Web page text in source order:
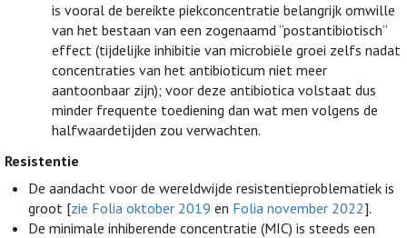
is vooral de bereikte piekconcentratie belangrijk omwille
van het bestaan van een zogenaamd “postantibiotisch”
effect (tijdelijke inhibitie van microbiële groei zelfs nadat
concentraties van het antibioticum niet meer
aantoonbaar zijn); voor deze antibiotica volstaat dus
minder frequente toediening dan wat men volgens de
halfwaardetijden zou verwachten.
Resistentie
De aandacht voor de wereldwijde resistentieproblematiek is
groot [zie Folia oktober 2019 en Folia november 2022].
De minimale inhiberende concentratie (MIC) is steeds een